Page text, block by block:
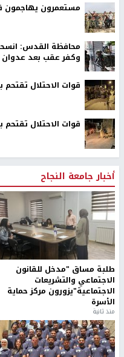
مستعمرون يهاجمون
محافظة القدس:
وكفر عقب بعد عدوان
قوات الاحتلال تقتحم
قوات الاحتلال تقتحم
أخبار جامعة النجاح
طلبة مساق "مدخل للقانون
الاجتماعي والتشريعات
الاجتماعية"يزورون مركز حماية
الأسرة
منذ ثانية